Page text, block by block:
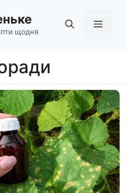
щодня